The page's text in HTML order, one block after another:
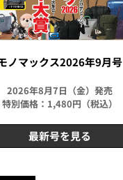
ノマックス2026年9月号
2026年8月7日（金）発売
特別価格：1,480円（税込）
最新号を見る